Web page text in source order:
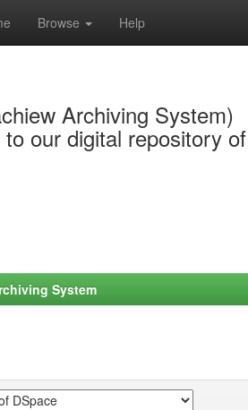
Browse Help
Archiving System)
our digital repository
System